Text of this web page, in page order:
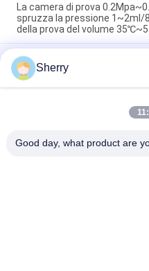
La camera di prova
spruzza la pressione
della prova del volume
95%RH con la prova di
tempo della prova
di 0.3mm~0.8mm
95%RH con il sale di tempo
appannano la camera di
Sherry
Good day, what product are